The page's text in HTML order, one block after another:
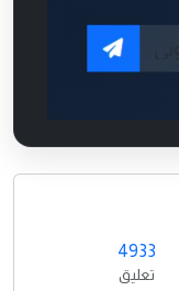
4933
تعليق